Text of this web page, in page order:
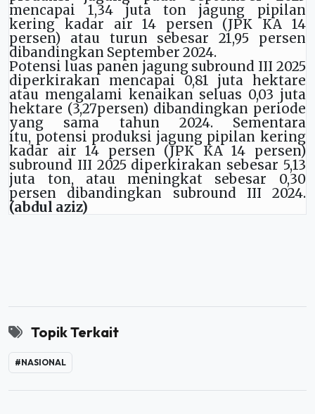
mencapai 1,34 juta ton jagung pipilan
kering kadar air 14 persen (JPK KA 14
persen) atau turun sebesar 21,95 persen
dibandingkan September 2024.
Potensi luas panen jagung subround III 2025
diperkirakan mencapai 0,81 juta hektare
atau mengalami kenaikan seluas 0,03 juta
hektare (3,27persen) dibandingkan periode
yang sama tahun 2024. Sementara
itu, potensi produksi jagung pipilan kering
kadar air 14 persen (JPK KA 14 persen)
subround III 2025 diperkirakan sebesar 5,13
juta ton, atau meningkat sebesar 0,30
persen dibandingkan subround III 2024.
(abdul aziz)
Topik Terkait
#NASIONAL